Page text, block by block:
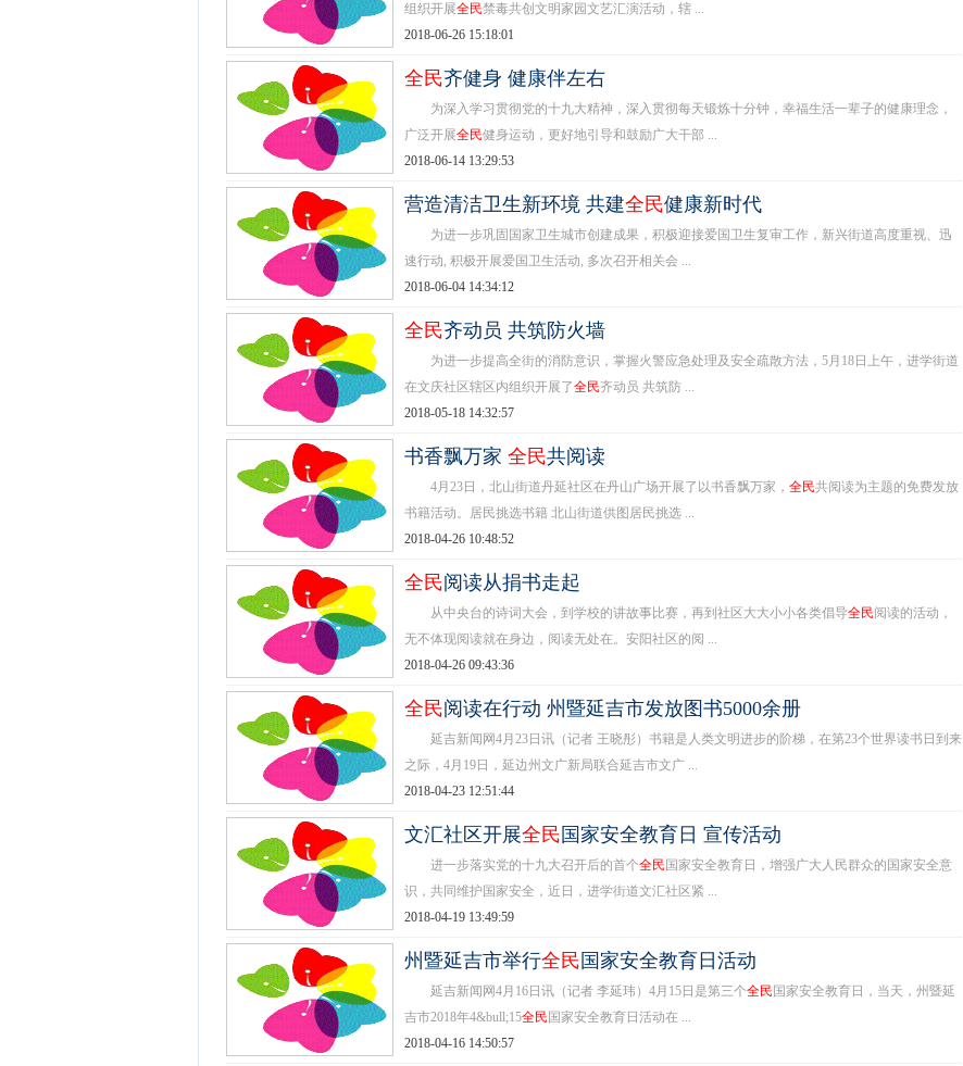
组织开展全民禁毒共创文明家园文艺汇演活动，辖 ...
2018-06-26 15:18:01
全民齐健身 健康伴左右
为深入学习贯彻党的十九大精神，深入贯彻每天锻炼十分钟，幸福生活一辈子的健康理念，
广泛开展全民健身运动，更好地引导和鼓励广大干部 ...
2018-06-14 13:29:53
营造清洁卫生新环境 共建全民健康新时代
为进一步巩固国家卫生城市创建成果，积极迎接爱国卫生复审工作，新兴街道高度重视、迅
速行动, 积极开展爱国卫生活动, 多次召开相关会 ...
2018-06-04 14:34:12
全民齐动员 共筑防火墙
为进一步提高全街的消防意识，掌握火警应急处理及安全疏散方法，5月18日上午，进学街道
在文庆社区辖区内组织开展了全民齐动员 共筑防 ...
2018-05-18 14:32:57
书香飘万家 全民共阅读
4月23日，北山街道丹延社区在丹山广场开展了以书香飘万家， 全民共阅读为主题的免费发放
书籍活动。居民挑选书籍 北山街道供图居民挑选 ...
2018-04-26 10:48:52
全民阅读从捐书走起
从中央台的诗词大会，到学校的讲故事比赛，再到社区大大小小各类倡导全民阅读的活动，
无不体现阅读就在身边，阅读无处在。安阳社区的阅 ...
2018-04-26 09:43:36
全民阅读在行动 州暨延吉市发放图书5000余册
延吉新闻网4月23日讯（记者 王晓彤）书籍是人类文明进步的阶梯，在第23个世界读书日到来
之际，4月19日，延边州文广新局联合延吉市文广 ...
2018-04-23 12:51:44
文汇社区开展全民 国家安全教育日 宣传活动
进一步落实党的十九大召开后的首个全民 国家安全教育日，增强广大人民群众的国家安全意
识，共同维护国家安全，近日，进学街道文汇社区紧 ...
2018-04-19 13:49:59
州暨延吉市举行全民 国家安全教育日活动
延吉新闻网4月16日讯（记者 李延玮）4月15日是第三个全民 国家安全教育日，当天，州暨延
吉市2018年4&bull;15全民 国家安全教育日活动在 ...
2018-04-16 14:50:57